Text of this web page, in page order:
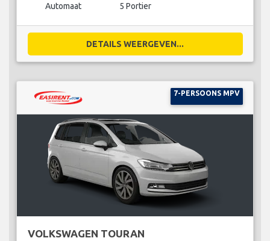
Automaat 5 Portier
DETAILS WEERGEVEN...
7-PERSOONS MPV
VOLKSWAGEN TOURAN